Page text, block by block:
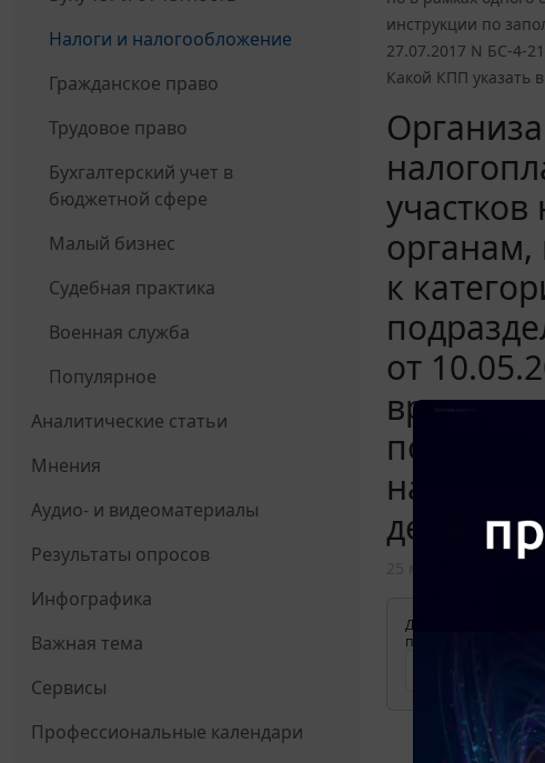
Налоги и налогообложение
Гражданское право
Трудовое право
Бухгалтерский учет в
бюджетной сфере
Малый бизнес
Судебная практика
Военная служба
Популярное
Аналитические статьи
Мнения
Аудио- и видеоматериалы
Результаты опросов
Инфографика
Важная тема
Сервисы
Профессиональные календари
инструкции по
27.07.2017 N БС-4-
Какой КПП указать
органам,
к
от
время
Для просмотра
применения